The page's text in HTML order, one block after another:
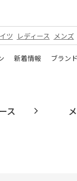
ツ レディース メンズ
新着情報 ブランド
ス